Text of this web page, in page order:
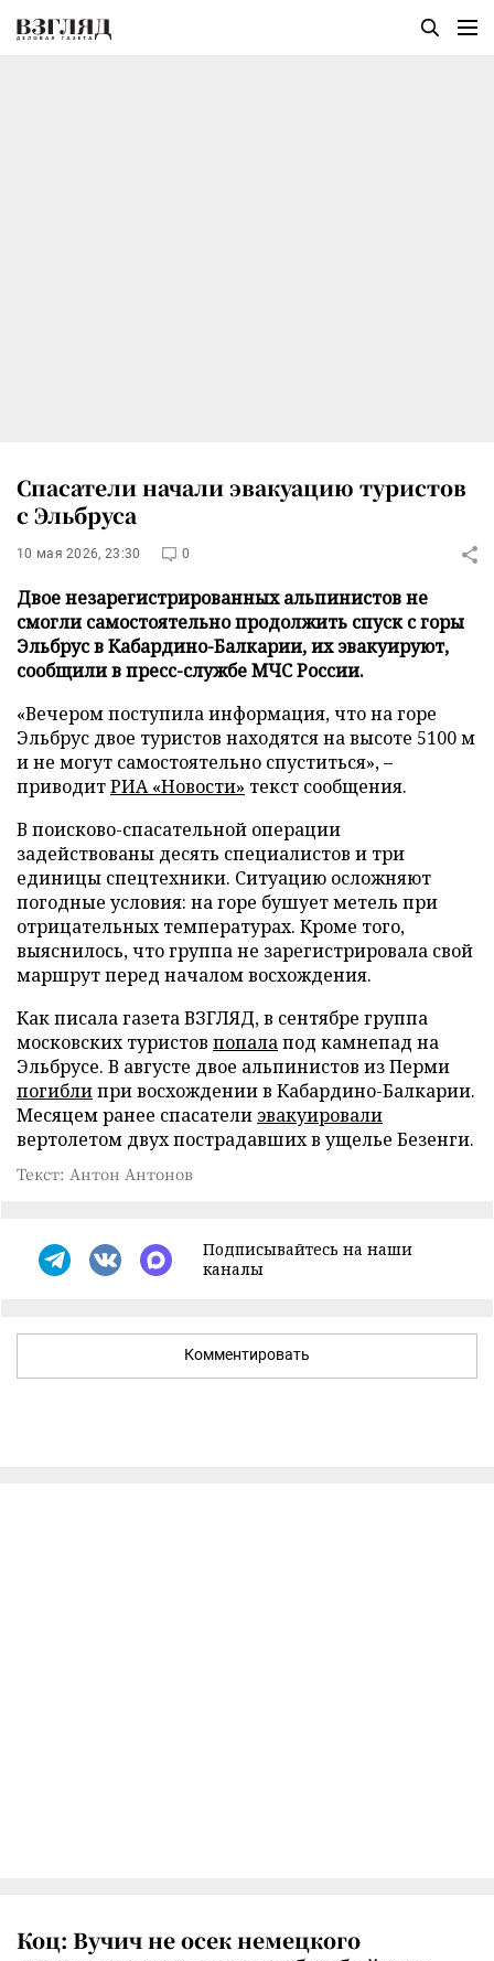
Спасатели начали эвакуацию туристов
с Эльбруса
10 мая 2026, 23:30 0
Двое незарегистрированных альпинистов не
смогли самостоятельно продолжить спуск с горы
Эльбрус в Кабардино-Балкарии, их эвакуируют,
сообщили в пресс-службе МЧС России.
«Вечером поступила информация, что на горе
Эльбрус двое туристов находятся на высоте 5100 м
и не могут самостоятельно спуститься», –
приводитРИА «Новости» текст сообщения.
В поисково-спасательной операции
задействованы десять специалистов и три
единицы спецтехники. Ситуацию осложняют
погодные условия: на горе бушует метель при
отрицательных температурах. Кроме того,
выяснилось, что группа не зарегистрировала свой
маршрут перед началом восхождения.
Как писала газета ВЗГЛЯД, в сентябре группа
московских туристов попалапод камнепад на
Эльбрусе. В августе двое альпинистов из Перми
погиблипри восхождении в Кабардино-Балкарии.
Месяцем ранее спасатели эвакуировали
вертолетом двух пострадавших в ущелье Безенги.
Текст: Антон Антонов
Подписывайтесь на наши
каналы
Комментировать
Коц: Вучич не осек немецкого